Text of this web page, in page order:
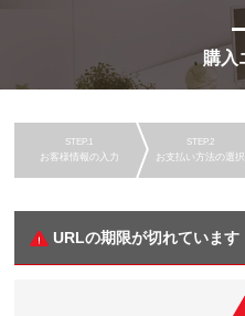
購入
お客様情報の入力 お支払い方法の選択
URLの期限が切れています